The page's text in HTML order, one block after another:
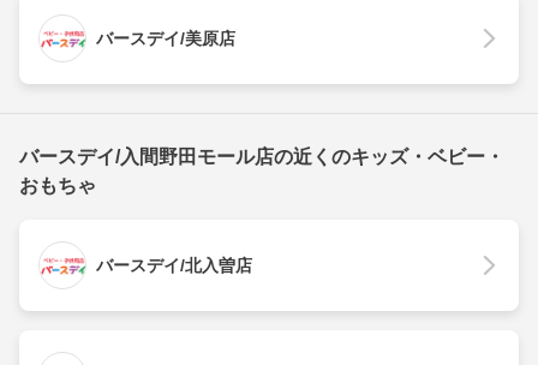
バースデイ/美原店
バースデイ/入間野田モール店の近くのキッズ・ベビー・
おもちゃ
バースデイ/北入曽店